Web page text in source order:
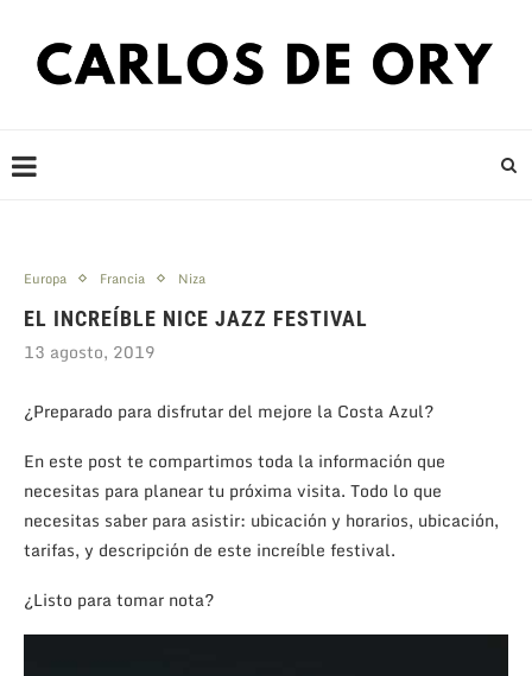
Europa Francia Niza
EL INCREÍBLE NICE JAZZ FESTIVAL
13 agosto, 2019
¿Preparado para disfrutar del mejore la Costa Azul?
En este post te compartimos toda la información que
necesitas para planear tu próxima visita. Todo lo que
necesitas saber para asistir: ubicación y horarios, ubicación,
tarifas, y descripción de este increíble festival.
¿Listo para tomar nota?